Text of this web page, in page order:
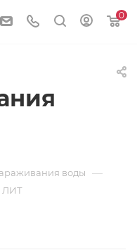
0
воды —
ЛИТ